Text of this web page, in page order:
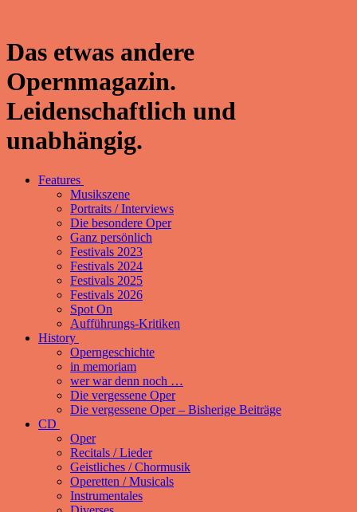
Das etwas andere
Opernmagazin.
Leidenschaftlich und
unabhängig.
Features
Musikszene
Portraits / Interviews
Die besondere Oper
Ganz persönlich
Festivals 2023
Festivals 2024
Festivals 2025
Festivals 2026
Spot On
Aufführungs-Kritiken
History
Operngeschichte
in memoriam
wer war denn noch …
Die vergessene Oper
Die vergessene Oper – Bisherige Beiträge
CD
Oper
Recitals / Lieder
Geistliches / Chormusik
Operetten / Musicals
Instrumentales